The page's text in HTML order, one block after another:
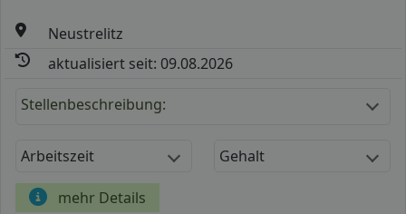
Neustrelitz
aktualisiert seit: 09.08.2026
Stellenbeschreibung:
Arbeitszeit Gehalt
mehr Details